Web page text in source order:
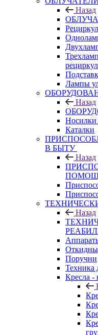
Назад
Лампы
Назад
Носилки
Каталки
В БЫТУ
Назад
Назад
Поручни
Техника
Кресла -